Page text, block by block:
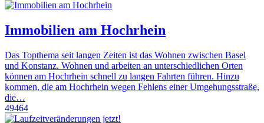
Immobilien am Hochrhein
Das Topthema seit langen Zeiten ist das Wohnen zwischen Basel
und Konstanz. Wohnen und arbeiten an unterschiedlichen Orten
können am Hochrhein schnell zu langen Fahrten führen. Hinzu
kommen, die am Hochrhein wegen Fehlens einer Umgehungsstraße,
die…
49464